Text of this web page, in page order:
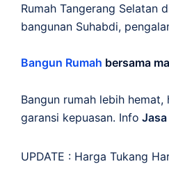
Rumah Tangerang Selatan
bangunan Suhabdi,
Bangun Rumah bersama
Bangun rumah lebih hemat,
garansi kepuasan. Info
UPDATE : Harga Tukang